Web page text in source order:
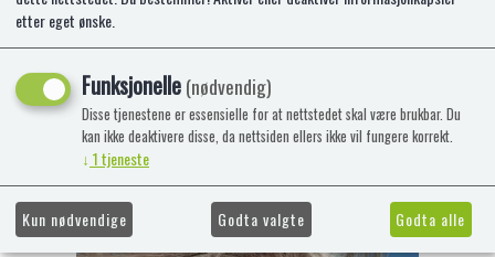
Herfra til hektene 20 år med
fortellertrang
Bjørnov, Ingrid Innbundet / 2020 /
Bokmål
etter eget ønske.
Funksjonelle(nødvendig)
Disse tjenestene er essensielle for at nettstedet skal være brukbar. Du
kan ikke deaktivere disse, da nettsiden ellers ikke vil fungere korrekt.
↓ 1tjeneste
Kun nødvendige Godta valgte Godta alle